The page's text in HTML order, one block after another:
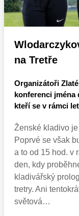
na Tretře
Organizátoři
konferenci jména
kteří se v rámci
Ženské kladivo
Poprvé se však
a to od 15 hod. v
den, kdy
kladivářský
tretry. Ani
světová…